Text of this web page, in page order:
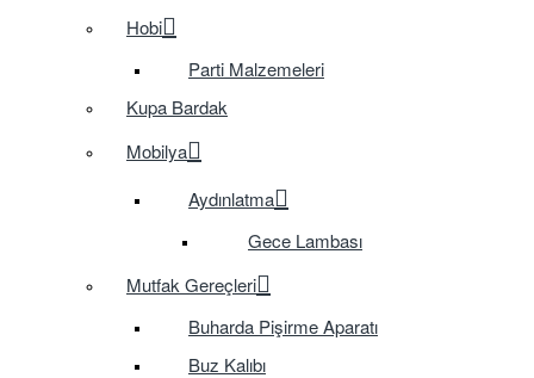
Hobi
Parti Malzemeleri
Kupa Bardak
Mobilya
Aydınlatma
Gece Lambası
Mutfak Gereçleri
Buharda Pişirme Aparatı
Buz Kalıbı